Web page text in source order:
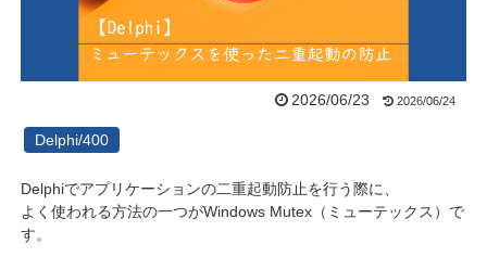
2026/06/23 2026/06/24
Delphi/400
Delphiでアプリケーションの二重起動防止を行う際に、
よく使われる方法の一つがWindows Mutex（ミューテックス）で
す。